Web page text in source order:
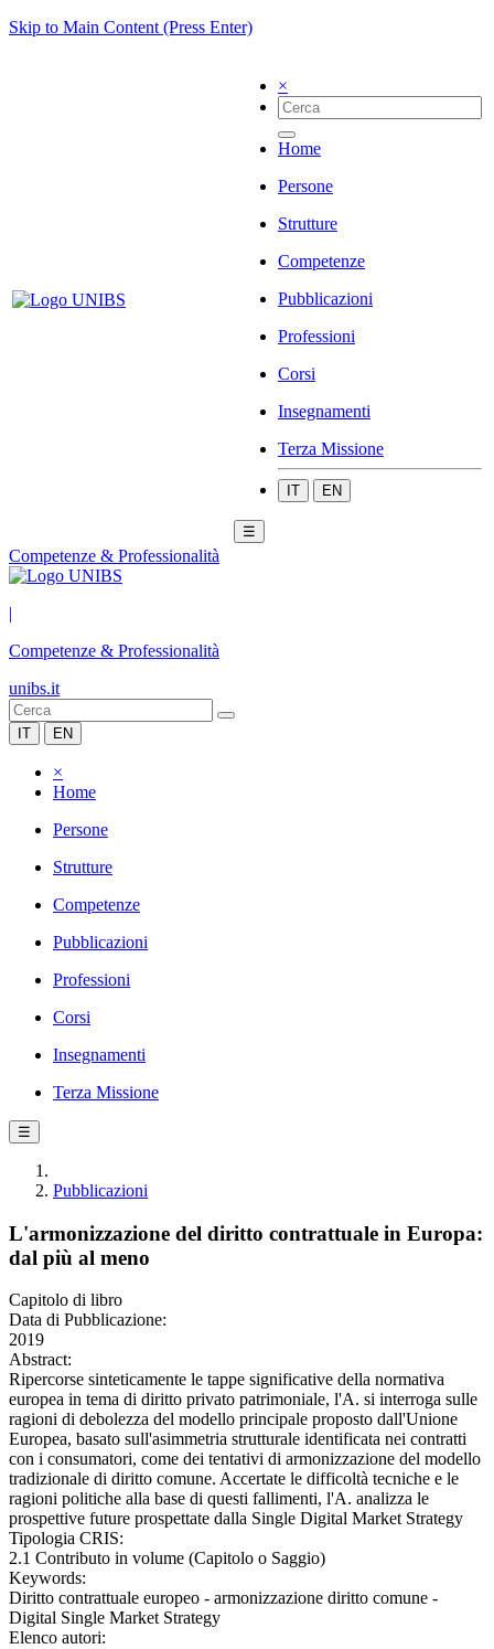
Skip to Main Content (Press Enter)
×
Home
Persone
Strutture
Competenze
Pubblicazioni
Professioni
Corsi
Insegnamenti
Terza Missione
IT EN
☰
Competenze & Professionalità
|
Competenze & Professionalità
unibs.it
IT EN
×
Home
Persone
Strutture
Competenze
Pubblicazioni
Professioni
Corsi
Insegnamenti
Terza Missione
☰
Pubblicazioni
L'armonizzazione del diritto contrattuale in Europa:
dal più al meno
Capitolo di libro
Data di Pubblicazione:
2019
Abstract:
Ripercorse sinteticamente le tappe significative della normativa
europea in tema di diritto privato patrimoniale, l'A. si interroga sulle
ragioni di debolezza del modello principale proposto dall'Unione
Europea, basato sull'asimmetria strutturale identificata nei contratti
con i consumatori, come dei tentativi di armonizzazione del modello
tradizionale di diritto comune. Accertate le difficoltà tecniche e le
ragioni politiche alla base di questi fallimenti, l'A. analizza le
prospettive future prospettate dalla Single Digital Market Strategy
Tipologia CRIS:
2.1 Contributo in volume (Capitolo o Saggio)
Keywords:
Diritto contrattuale europeo - armonizzazione diritto comune -
Digital Single Market Strategy
Elenco autori: